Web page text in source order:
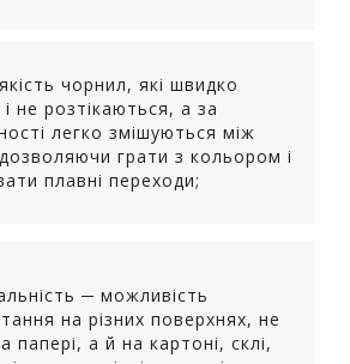
чорнил, які швидко
не розтікаються, а за
легко змішуються між
грати з кольором і
плавні переходи;
─ можливість
на різних поверхнях, не
папері, а й на картоні, склі,